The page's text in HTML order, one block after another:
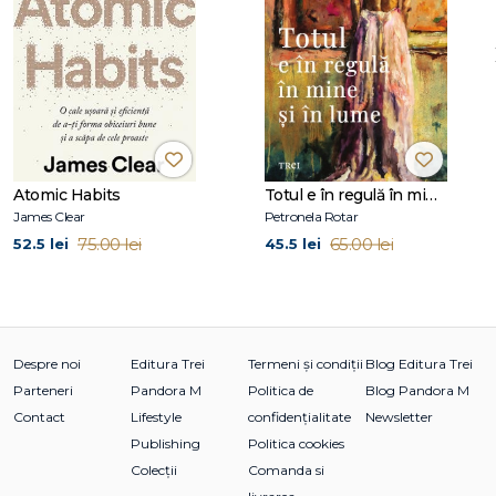
Heinrich: Viața după muncă
Cindy: Concediere și incertitudine în dragoste
Reflecții despre muncă
Sănătate
Geoffrey: Boală în familie
Ayesha: Menopauză, inutilitate și relații de familie
Ben: Cancer și rolul de tată singur
Reflecții despre sănătate
KT: Dincolo de binar
Reflecții asupra identității
Cei 8 piloni ai puterii interioare pentru vremea schimbării
Anexă: dezvoltarea pe parcursul vieții
Atomic Habits
James Clear
52.5 lei 75.00 lei
Totul e în regulă în mine și în lume
Petronela Rotar
45.5 lei 65.00 lei
Despre noi
Parteneri
Contact
Editura Trei
Pandora M
Lifestyle
Publishing
Colecții
Termeni și condiții
Politica de
confidențialitate
Politica cookies
Comanda si
Blog Editura Trei
Blog Pandora M
Newsletter